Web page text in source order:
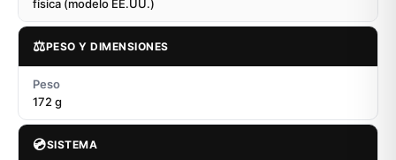
física (modelo EE.UU.)
⚖️PESO Y DIMENSIONES
Peso
172 g
💿SISTEMA